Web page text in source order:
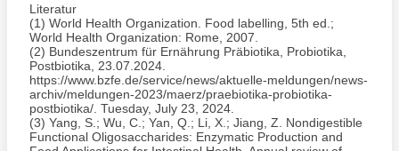
Literatur
(1) World Health Organization. Food labelling, 5th ed.;
World Health Organization: Rome, 2007.
(2) Bundeszentrum für Ernährung Präbiotika, Probiotika,
Postbiotika, 23.07.2024.
https://www.bzfe.de/service/news/aktuelle-meldungen/news-
archiv/meldungen-2023/maerz/praebiotika-probiotika-
postbiotika/. Tuesday, July 23, 2024.
(3) Yang, S.; Wu, C.; Yan, Q.; Li, X.; Jiang, Z. Nondigestible
Functional Oligosaccharides: Enzymatic Production and